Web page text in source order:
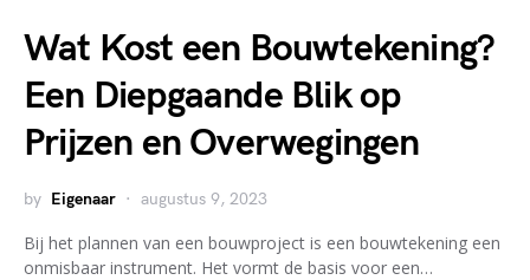
Wat Kost een Bouwtekening?
Een Diepgaande Blik op
Prijzen en Overwegingen
by Eigenaar augustus 9, 2023
Bij het plannen van een bouwproject is een bouwtekening een
onmisbaar instrument. Het vormt de basis voor een…